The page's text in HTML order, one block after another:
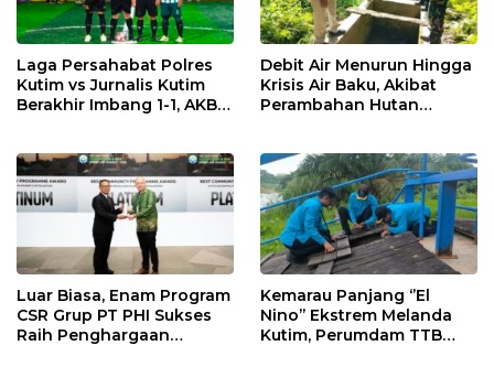
Laga Persahabat Polres
Kutim vs Jurnalis Kutim
Berakhir Imbang 1-1, AKBP
Menyemarakkan HUT ke-
80 Bhayangkara
Debit Air Menurun Hingga
Krisis Air Baku, Akibat
Perambahan Hutan
Luar Biasa, Enam Program
CSR Grup PT PHI Sukses
Raih Penghargaan
Kemarau Panjang ‘’El
Nino’’ Ekstrem Melanda
Kutim, Perumdam TTB